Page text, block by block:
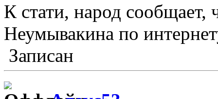
К стати, народ
Неумывакина по
Записан